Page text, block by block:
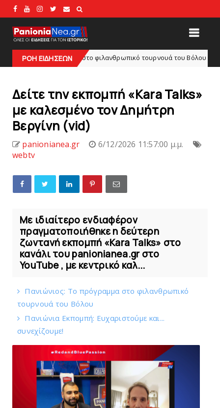
ΡΟΗ ΕΙΔΗΣΕΩΝ
στο φιλανθρωπικό τουρνουά του Bόλου HEADLINES
Δείτε την εκπομπή «Kara Talks»
με καλεσμένο τον Δημήτρη
Βεργίνη (vid)
panionianea.gr
6/12/2026 11:57:00 μ.μ.
webtv
Με ιδιαίτερο ενδιαφέρον
πραγματοποιήθηκε η δεύτερη
ζωντανή εκπομπή «Kara Talks» στο
κανάλι του panionianea.gr στο
YouTube , με κεντρικό καλ...
Πανιώνιoς: Tο πρόγραμμα στο φιλανθρωπικό
τουρνουά του Bόλου
Πανιώνια Εκπομπή: Eυχαριστούμε και...
συνεχίζουμε!